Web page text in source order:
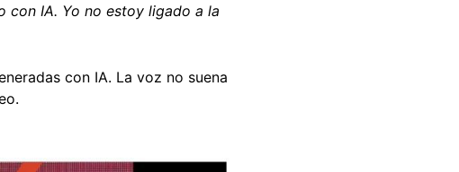
con IA. Yo no estoy ligado a la
con IA. La voz no suena